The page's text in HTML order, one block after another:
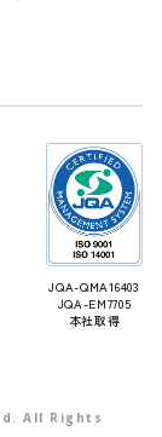
JQA-QMA16403
JQA-EM7705
本社取得
All Rights